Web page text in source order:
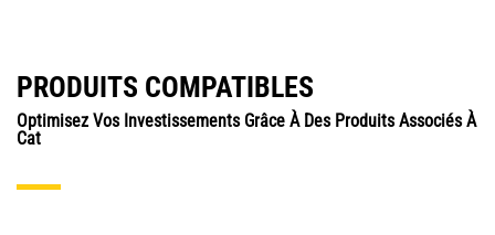
PRODUITS COMPATIBLES
Optimisez Vos Investissements Grâce À Des Produits Associés À
Cat